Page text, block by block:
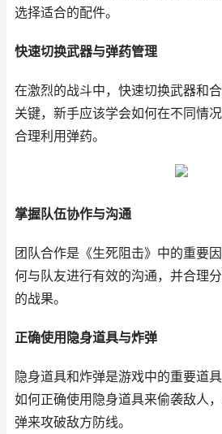
选择适合的配件。
快速切换武器与弹药管理
在激烈的战斗中，快速切换武器和
关键，新手应该学会如何在不同情
合理利用弹药。
掌握队伍协作与沟通
团队合作是《生死阻击》中的重要
何与队友进行有效的沟通，并合理
的战果。
正确使用隐身道具与炸弹
隐身道具和炸弹是游戏中的重要道
如何正确使用隐身道具来偷袭敌人
弹来攻破敌方防线。